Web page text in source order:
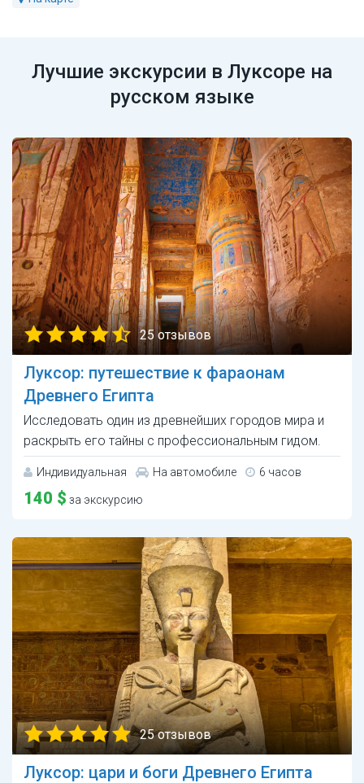
Лучшие экскурсии в Луксоре на
русском языке
25 отзывов
Луксор: путешествие к фараонам
Древнего Египта
Исследовать один из древнейших городов мира и
раскрыть его тайны с профессиональным гидом.
Индивидуальная На автомобиле 6 часов
140 $ за экскурсию
25 отзывов
Луксор: цари и боги Древнего Египта